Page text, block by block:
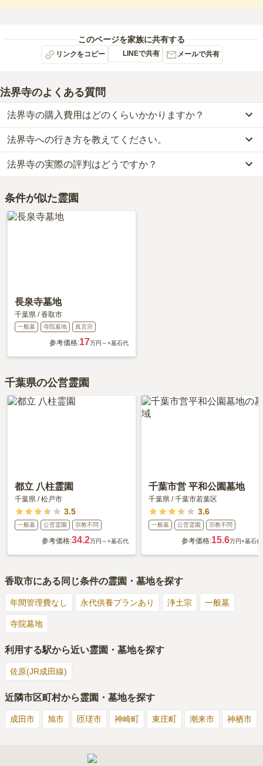
このページを家族に共有する
リンクをコピー LINEで共有 メールで共有
法界寺のよくある質問
法界寺の購入費用はどのくらいかかりますか？
法界寺では、一般墓が約100万円からお求めいただけます。
なお、法界寺がある千葉県の相場は、一般墓が約66万円（墓石代別
途）です。
お墓は、価格が高いものがよい、安いものが悪い、という訳ではあ
りません。大切なのは、ご家族が心から納得し、安心してお参りで
きる場所を選ぶことです。
法界寺への行き方を教えてください。
公共交通機関の場合、JR成田線「佐原駅」から徒歩約11分です。
詳しいルートや地図は、本ページの「地図・交通アクセス」欄をご
確認ください。
法界寺の実際の評判はどうですか？
管理状況、周辺施設が高く評価されています。
利用者様からは「近くには食べるところはないけど、車でお墓まで
条件が似た霊園
長泉寺墓地
千葉県 /香取市
一般墓 寺院墓地 真言宗
参考価格:17万円～+墓石代
千葉県の公営霊園
都立 八柱霊園
千葉県 /松戸市
3.5
一般墓 公営霊園 宗教不問
参考価格:34.2万円～+墓石代
千葉市営 平和公園墓地
千葉県 /千葉市若葉区
3.6
一般墓 公営霊園 宗教不問
参考価格:15.6万円+墓石代
香取市にある同じ条件の霊園・墓地を探す
年間管理費なし 永代供養プランあり 浄土宗 一般墓
寺院墓地
利用する駅から近い霊園・墓地を探す
佐原(JR成田線)
近隣市区町村から霊園・墓地を探す
成田市 旭市 匝瑳市 神崎町 東庄町 潮来市 神栖市